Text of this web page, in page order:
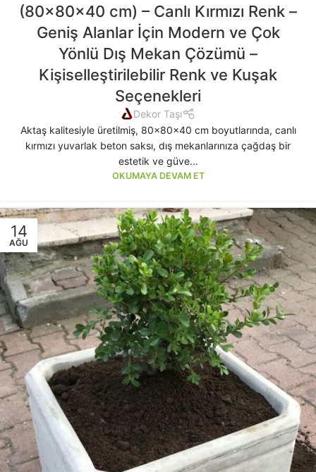
(80x80x40 cm) – Canlı Kırmızı Renk –
Geniş Alanlar İçin Modern ve Çok
Yönlü Dış Mekan Çözümü –
Kişiselleştirilebilir Renk ve Kuşak
Seçenekleri
Dekor Taşı
Aktaş kalitesiyle üretilmiş, 80x80x40 cm boyutlarında, canlı
kırmızı yuvarlak beton saksı, dış mekanlarınıza çağdaş bir
estetik ve güve...
OKUMAYA DEVAM ET
14
AĞU